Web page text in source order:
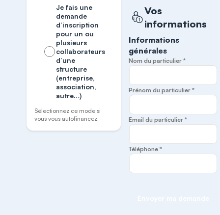
Je fais une
demande
d’inscription
pour un ou
plusieurs
collaborateurs
d’une
structure
(entreprise,
association,
autre…)
Sélectionnez ce mode si
vous vous autofinancez.
Vos
informations
Informations
générales
Nom du particulier *
Prénom du particulier *
Email du particulier *
Téléphone *